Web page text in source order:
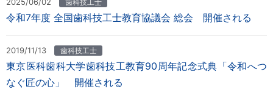
歯科技工士
令和7年度 全国歯科技工士教育協議会 総会 開催される
2019/11/13 歯科技工士
東京医科歯科大学歯科技工教育90周年記念式典「令和へつ
なぐ匠の心」 開催される
歯科衛生士
学会・研究会レポート
歯科医師会・歯科医師連盟